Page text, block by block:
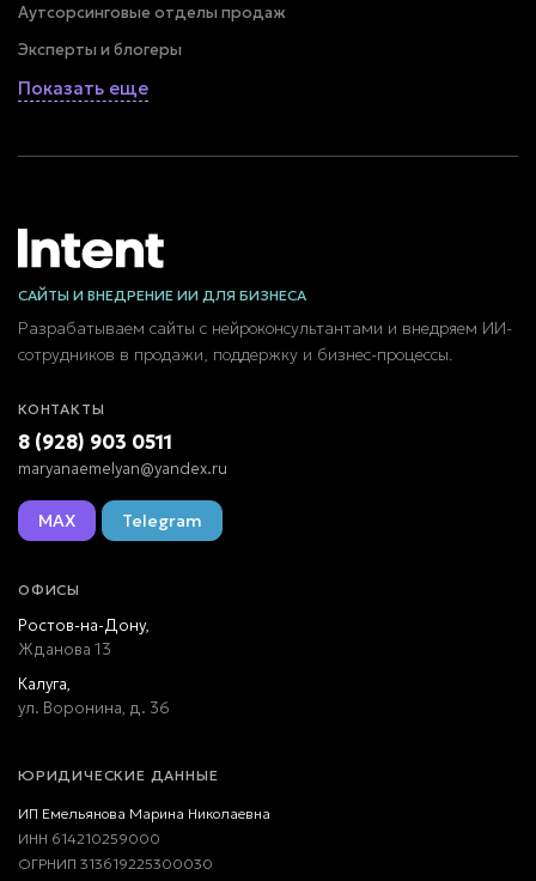
Аутсорсинговые отделы продаж
Эксперты и блогеры
Показать еще
САЙТЫ И ВНЕДРЕНИЕ ИИ ДЛЯ БИЗНЕСА
Разрабатываем сайты с нейроконсультантами и внедряем ИИ-
сотрудников в продажи, поддержку и бизнес-процессы.
КОНТАКТЫ
8 (928) 903 0511
maryanaemelyan@yandex.ru
MAX Telegram
ОФИСЫ
Ростов-на-Дону,
Жданова 13
Калуга,
ул. Воронина, д. 36
ЮРИДИЧЕСКИЕ ДАННЫЕ
ИП Емельянова Марина Николаевна
ИНН 614210259000
ОГРНИП 313619225300030